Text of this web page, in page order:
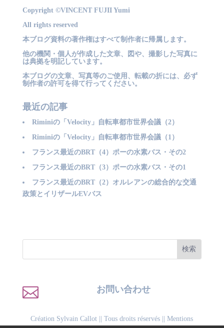
Copyright ©VINCENT FUJII Yumi
All rights reserved
本ブログ資料の著作権はすべて制作者に帰属します。
他の機関・個人が作成した文章、図や、撮影した写真に
は典拠を明記しています。
本ブログの文章、写真等のご使用、転載の折には、必ず
制作者の許可を得て行ってください。
最近の記事
Riminiの「Velocity」自転車都市世界会議（2）
Riminiの「Velocity」自転車都市世界会議（1）
フランス最近のBRT（4）ポーの水素バス・その2
フランス最近のBRT（3）ポーの水素バス・その1
フランス最近のBRT（2）オルレアンの総合的な交通
政策とイリザールEVバス
 お問い合わせ
Création Sylvain Callot || Tous droits réservés ||Mentions